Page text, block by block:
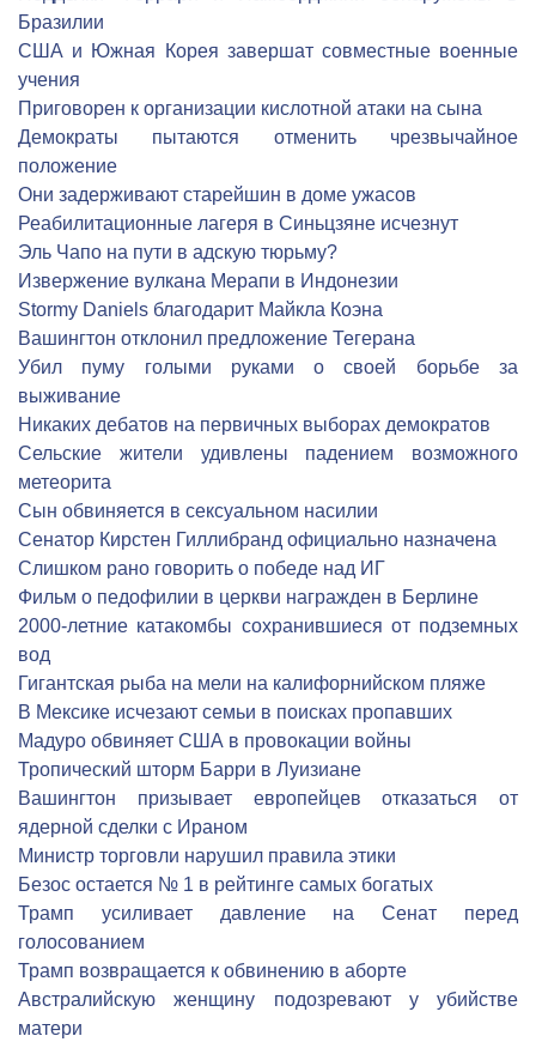
Бразилии
США и Южная Корея завершат совместные военные
учения
Приговорен к организации кислотной атаки на сына
Демократы пытаются отменить чрезвычайное
положение
Они задерживают старейшин в доме ужасов
Реабилитационные лагеря в Синьцзяне исчезнут
Эль Чапо на пути в адскую тюрьму?
Извержение вулкана Мерапи в Индонезии
Stormy Daniels благодарит Майкла Коэна
Вашингтон отклонил предложение Тегерана
Убил пуму голыми руками о своей борьбе за
выживание
Никаких дебатов на первичных выборах демократов
Сельские жители удивлены падением возможного
метеорита
Сын обвиняется в сексуальном насилии
Сенатор Кирстен Гиллибранд официально назначена
Слишком рано говорить о победе над ИГ
Фильм о педофилии в церкви награжден в Берлине
2000-летние катакомбы сохранившиеся от подземных
вод
Гигантская рыба на мели на калифорнийском пляже
В Мексике исчезают семьи в поисках пропавших
Мадуро обвиняет США в провокации войны
Тропический шторм Барри в Луизиане
Вашингтон призывает европейцев отказаться от
ядерной сделки с Ираном
Министр торговли нарушил правила этики
Безос остается № 1 в рейтинге самых богатых
Трамп усиливает давление на Сенат перед
голосованием
Трамп возвращается к обвинению в аборте
Австралийскую женщину подозревают у убийстве
матери